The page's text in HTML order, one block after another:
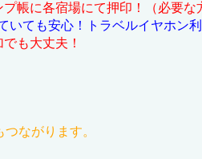
帳に各宿場にて押印！（必要な
ても安心！トラベルイヤホン
も大丈夫！
ながります。